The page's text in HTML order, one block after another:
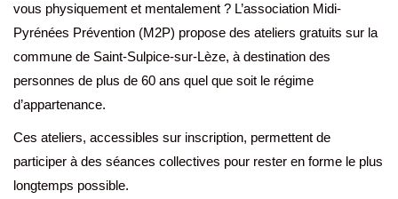
vous physiquement et mentalement ? L’association Midi-
Pyrénées Prévention (M2P) propose des ateliers gratuits sur la
commune de Saint-Sulpice-sur-Lèze, à destination des
personnes de plus de 60 ans quel que soit le régime
d’appartenance.
Ces ateliers, accessibles sur inscription, permettent de
participer à des séances collectives pour rester en forme le plus
longtemps possible.